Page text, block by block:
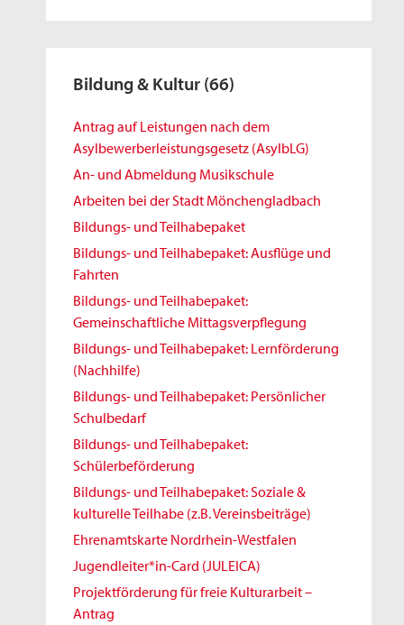
Bildung & Kultur (66)
Antrag auf Leistungen nach dem
Asylbewerberleistungsgesetz (AsylbLG)
An- und Abmeldung Musikschule
Arbeiten bei der Stadt Mönchengladbach
Bildungs- und Teilhabepaket
Bildungs- und Teilhabepaket: Ausflüge und
Fahrten
Bildungs- und Teilhabepaket:
Gemeinschaftliche Mittagsverpflegung
Bildungs- und Teilhabepaket: Lernförderung
(Nachhilfe)
Bildungs- und Teilhabepaket: Persönlicher
Schulbedarf
Bildungs- und Teilhabepaket:
Schülerbeförderung
Bildungs- und Teilhabepaket: Soziale &
kulturelle Teilhabe (z.B. Vereinsbeiträge)
Ehrenamtskarte Nordrhein-Westfalen
Jugendleiter*in-Card (JULEICA)
Projektförderung für freie Kulturarbeit –
Antrag